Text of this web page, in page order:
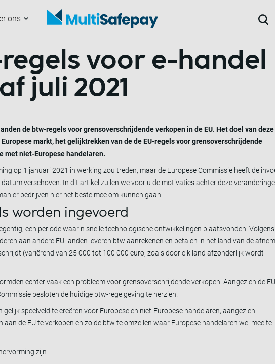
Aan de slag
partners
Samenwerken met
ons
Developers
ons
Nieuws
voor e-handel
juli 2021
de btw-regels voor grensoverschrijdende verkopen in de EU. Het doel van deze
markt, het gelijktrekken van de de EU-regels voor grensoverschrijdende
met niet-Europese handelaren.
op 1 januari 2021 in werking zou treden, maar de Europese Commissie heeft de
verschoven. In dit artikel zullen we voor u de motivaties achter deze
bedrijven hier het beste mee om kunnen gaan.
worden ingevoerd
een periode waarin snelle technologische ontwikkelingen plaatsvonden.
aan andere EU-landen leveren btw aanrekenen en betalen in het land van de
(variërend van 25 000 tot 100 000 euro, zoals door elk land afzonderlijk wordt
echter vaak een probleem voor grensoverschrijdende verkopen. Aangezien de
besloten de huidige btw-regelgeving te herzien.
speelveld te creëren voor Europese en niet-Europese handelaren, aangezien
de EU te verkopen en zo de btw te omzeilen waar Europese handelaren wel mee te
zijn